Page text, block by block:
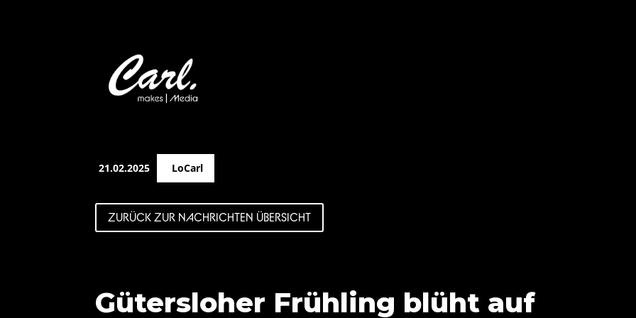
21.02.2025 LoCarl
ZURÜCK ZUR NACHRICHTEN ÜBERSICHT
Gütersloher Frühling blüht auf